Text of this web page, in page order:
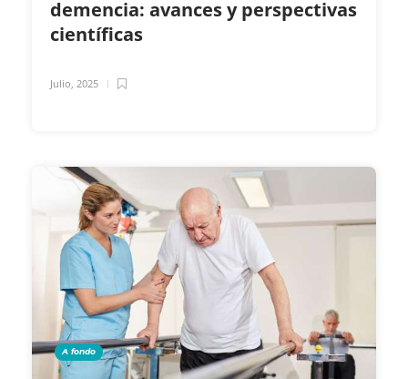
demencia: avances y perspectivas
científicas
Julio, 2025
A fondo